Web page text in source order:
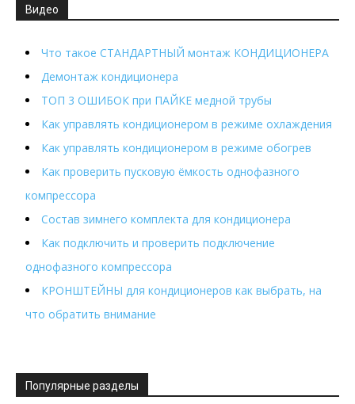
Видео
Что такое СТАНДАРТНЫЙ монтаж КОНДИЦИОНЕРА
Демонтаж кондиционера
ТОП 3 ОШИБОК при ПАЙКЕ медной трубы
Как управлять кондиционером в режиме охлаждения
Как управлять кондиционером в режиме обогрев
Как проверить пусковую ёмкость однофазного
компрессора
Состав зимнего комплекта для кондиционера
Как подключить и проверить подключение
однофазного компрессора
КРОНШТЕЙНЫ для кондиционеров как выбрать, на
что обратить внимание
Популярные разделы